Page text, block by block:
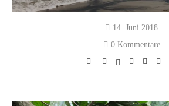
14. Juni 2018
0 Kommentare